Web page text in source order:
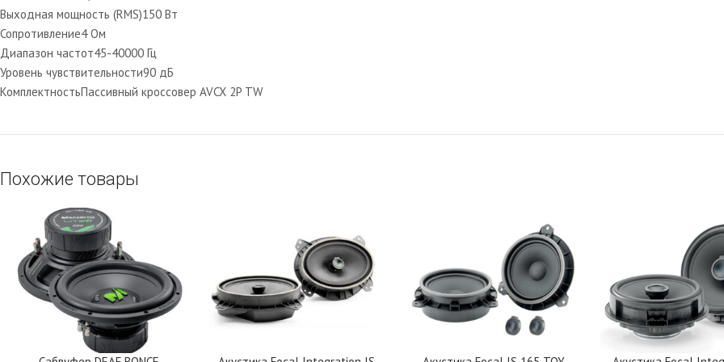
Выходная мощность (RMS)150 Вт
Сопротивление4 Ом
Диапазон частот45-40000 Гц
Уровень чувствительности90 дБ
КомплектностьПассивный кроссовер AVCX 2P TW
Похожие товары